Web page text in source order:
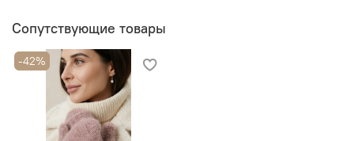
Сопутствующие товары
-42%